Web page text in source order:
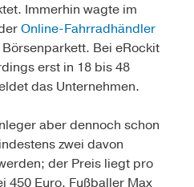
Immerhin wagte im
Online-Fahrradhändler
Bei eRockit
erst in 18 bis 48
das Unternehmen.
aber dennoch schon
zwei davon
der Preis liegt pro
450 Euro. Fußballer Max